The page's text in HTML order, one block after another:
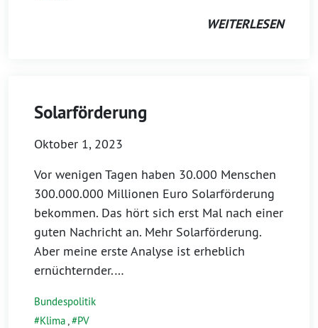
WEITERLESEN
Solarförderung
Oktober 1, 2023
Vor wenigen Tagen haben 30.000 Menschen
300.000.000 Millionen Euro Solarförderung
bekommen. Das hört sich erst Mal nach einer
guten Nachricht an. Mehr Solarförderung.
Aber meine erste Analyse ist erheblich
ernüchternder.…
Bundespolitik
Klima, PV